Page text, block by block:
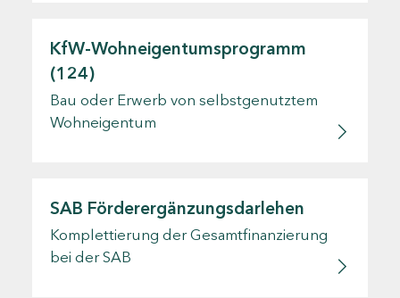
KfW-Wohneigentumsprogramm
(124)
Bau oder Erwerb von selbstgenutztem
Wohneigentum
SAB Förderergänzungsdarlehen
Komplettierung der Gesamtfinanzierung
bei der SAB